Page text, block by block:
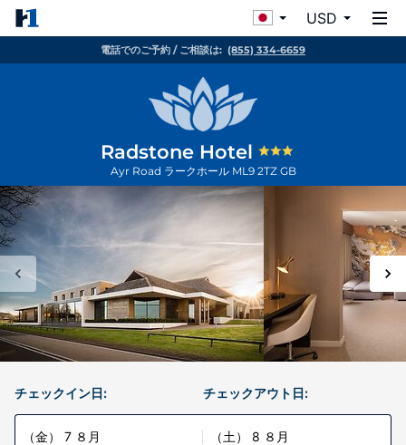
USD
電話でのご予約 / ご相談は: (855) 334-6659
Radstone Hotel
Ayr Road ラークホール ML9 2TZ GB
チェックイン日:
（金） 7 ８月
チェックアウト日:
（土） 8 ８月